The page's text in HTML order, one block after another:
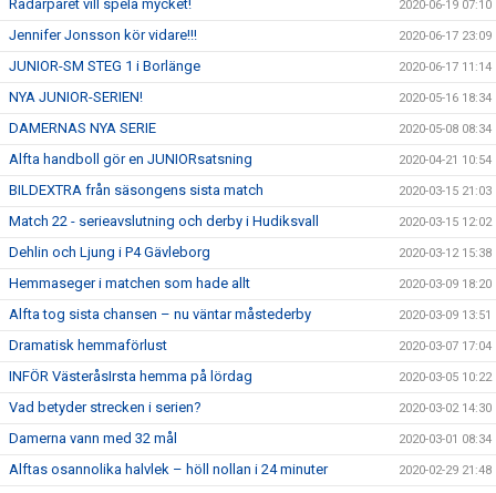
Radarparet vill spela mycket! 2020-06-19 07:10
Jennifer Jonsson kör vidare!!! 2020-06-17 23:09
JUNIOR-SM STEG 1 i Borlänge 2020-06-17 11:14
NYA JUNIOR-SERIEN! 2020-05-16 18:34
DAMERNAS NYA SERIE 2020-05-08 08:34
Alfta handboll gör en JUNIORsatsning 2020-04-21 10:54
BILDEXTRA från säsongens sista match 2020-03-15 21:03
Match 22 - serieavslutning och derby i Hudiksvall 2020-03-15 12:02
Dehlin och Ljung i P4 Gävleborg 2020-03-12 15:38
Hemmaseger i matchen som hade allt 2020-03-09 18:20
Alfta tog sista chansen – nu väntar måstederby 2020-03-09 13:51
Dramatisk hemmaförlust 2020-03-07 17:04
INFÖR VästeråsIrsta hemma på lördag 2020-03-05 10:22
Vad betyder strecken i serien? 2020-03-02 14:30
Damerna vann med 32 mål 2020-03-01 08:34
Alftas osannolika halvlek – höll nollan i 24 minuter 2020-02-29 21:48